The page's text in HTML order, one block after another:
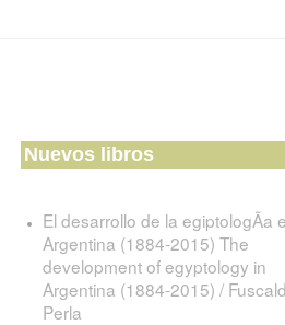
Nuevos libros
El desarrollo de la egiptologÃ­a
Argentina (1884-2015) The
development of egyptology in
Argentina (1884-2015) /
Perla